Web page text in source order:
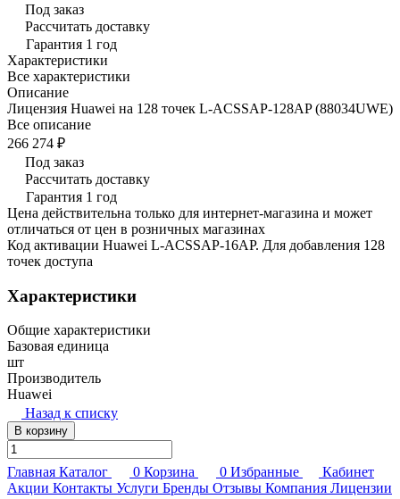
Под заказ
Рассчитать доставку
Гарантия 1 год
Характеристики
Все характеристики
Описание
Лицензия Huawei на 128 точек L-ACSSAP-128AP (88034UWE)
Все описание
266 274 ₽
Под заказ
Рассчитать доставку
Гарантия 1 год
Цена действительна только для интернет-магазина и может
отличаться от цен в розничных магазинах
Код активации Huawei L-ACSSAP-16AP. Для добавления 128
точек доступа
Характеристики
Общие характеристики
Базовая единица
шт
Производитель
Huawei
Назад к списку
В корзину
Главная Каталог 0 Корзина 0 Избранные
Кабинет
Акции Контакты Услуги Бренды Отзывы Компания Лицензии